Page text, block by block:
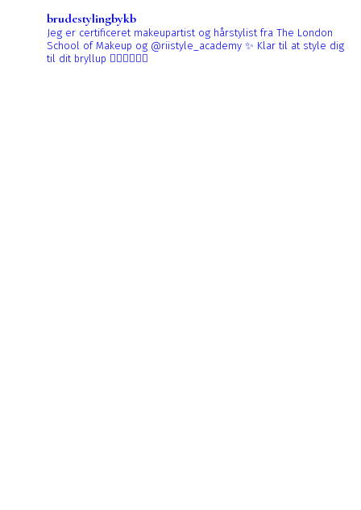
brudestylingbykb
Jeg er certificeret makeupartist og hårstylist fra The London
School of Makeup og @riistyle_academy ✨ Klar til at style dig
til dit bryllup 👰🏼‍♀️👰🏻‍♀️